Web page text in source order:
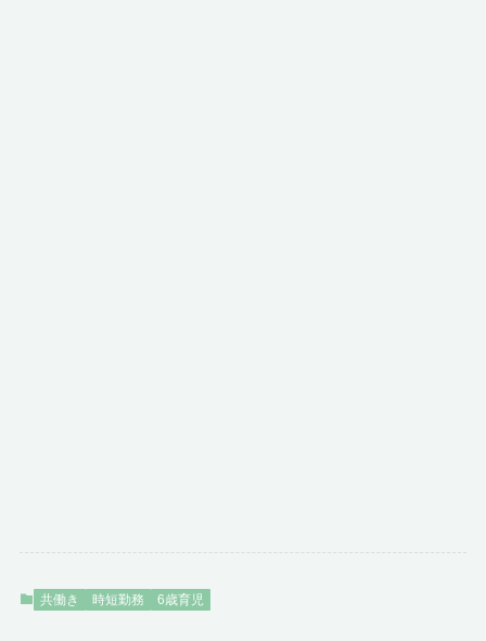
共働き 時短勤務 6歳育児